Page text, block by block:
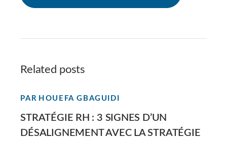
Related posts
PAR HOUEFA GBAGUIDI
STRATÉGIE RH : 3 SIGNES D’UN
DÉSALIGNEMENT AVEC LA STRATÉGIE